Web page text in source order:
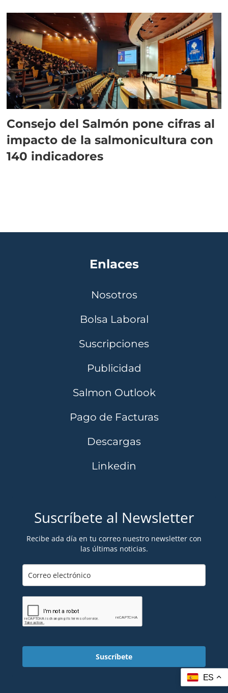
Consejo del Salmón pone cifras al
impacto de la salmonicultura con
140 indicadores
Enlaces
Nosotros
Bolsa Laboral
Suscripciones
Publicidad
Salmon Outlook
Pago de Facturas
Descargas
Linkedin
Suscríbete al Newsletter
Recibe ada día en tu correo nuestro newsletter con
las últimas noticias.
Suscríbete
ES